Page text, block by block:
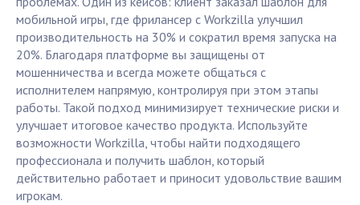
мобильной игры, где фрилансер с Workzilla улучшил
производительность на 30% и сократил время запуска на
20%. Благодаря платформе вы защищены от
мошенничества и всегда можете общаться с
исполнителем напрямую, контролируя при этом этапы
работы. Такой подход минимизирует технические риски и
улучшает итоговое качество продукта. Используйте
возможности Workzilla, чтобы найти подходящего
профессионала и получить шаблон, который
действительно работает и приносит удовольствие вашим
игрокам.